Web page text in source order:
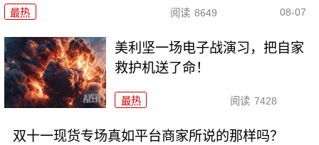
最热 阅读 8649 08-07
美利坚一场电子战演习，把自家
救护机送了命！
最热 阅读 7428
双十一现货专场真如平台商家所说的那样吗？